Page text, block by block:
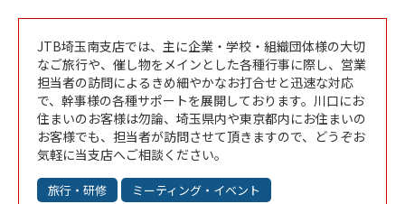
JTB埼玉南支店では、主に企業・学校・組織団体様の大切
なご旅行や、催し物をメインとした各種行事に際し、営業
担当者の訪問によるきめ細やかなお打合せと迅速な対応
で、幹事様の各種サポートを展開しております。川口にお
住まいのお客様は勿論、埼玉県内や東京都内にお住まいの
お客様でも、担当者が訪問させて頂きますので、どうぞお
気軽に当支店へご相談ください。
旅行・研修
ミーティング・イベント